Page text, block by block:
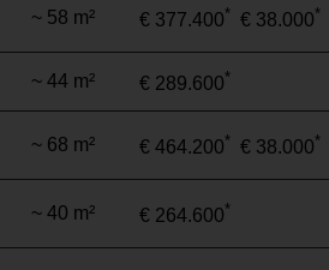
~ 58 m² € 377.400* € 38.000*
~ 44 m² € 289.600*
~ 68 m² € 464.200* € 38.000*
~ 40 m² € 264.600*